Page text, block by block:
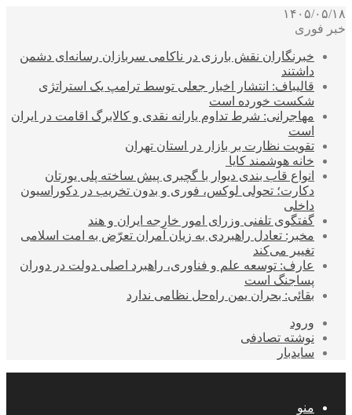
۱۴۰۵/۰۵/۱۸
خبر فوری
خبرنگاران نقش بارزی در ناکامی سربازان رسانه‌ای دشمن
داشتند
قالیباف: انتشار اخبار جعلی توسط ترامپ یک استراتژی
شکست خورده است
مهاجرانی: شرط تداوم یارانه نقدی و کالابرگ اقامت در ایران
است
تقویت نظارت بر بازار در استان تهران
خانه هوشمند کایا
انواع قاب بندی دیوار با گچبری پیش ساخته پلی یورتان
دکارت؛ تحولی لوکس، فوری و بدون تخریب در دکوراسیون
داخلی
گفتگوی تلفنی وزرای امور خارجه ایران و هند
مخبر: تعادل راهبردی به زیان آمران تعرّض به امت اسلامی
تغییر می‌کند
عارف: توسعه علم و فناوری، راهبرد اصلی دولت در دوران
پساجنگ است
بقائی: بحران یمن راه‌حل نظامی ندارد
ورود
نوشته تصادفی
سایدبار
منو